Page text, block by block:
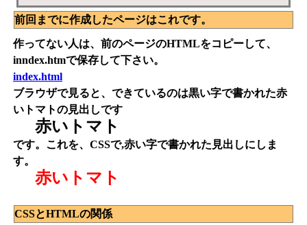
前回までに作成したページはこれです。
作ってない人は、前のページのHTMLをコピーして、
inndex.htmで保存して下さい。
index.html
ブラウザで見ると、できているのは黒い字で書かれた赤
いトマトの見出しです
赤いトマト
です。これを、CSSで,赤い字で書かれた見出しにしま
す。
赤いトマト
CSSとHTMLの関係